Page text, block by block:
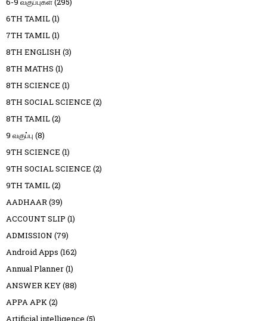
6TH TAMIL(1)
7TH TAMIL(1)
8TH ENGLISH (3)
8TH MATHS (1)
8TH SCIENCE (1)
8TH SOCIAL SCIENCE (2)
8TH TAMIL(2)
9 வகுப்பு (8)
9TH SCIENCE (1)
9TH SOCIAL SCIENCE (2)
9TH TAMIL(2)
AADHAAR(39)
ACCOUNT SLIP (1)
ADMISSION (79)
Android Apps (162)
Annual Planner(1)
ANSWER KEY(88)
APPA APK(2)
Artificial intelligence (5)